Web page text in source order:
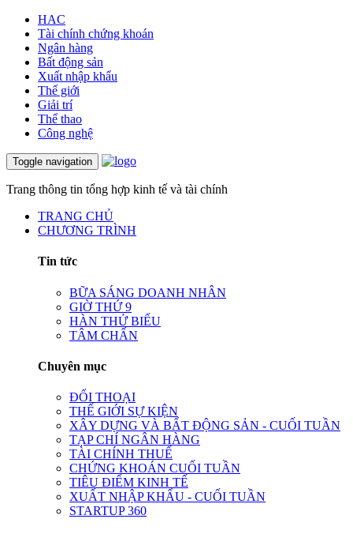
HAC
Tài chính chứng khoán
Ngân hàng
Bất động sản
Xuất nhập khẩu
Thế giới
Giải trí
Thể thao
Công nghệ
Toggle navigation
Trang thông tin tổng hợp kinh tế và tài chính
TRANG CHỦ
CHƯƠNG TRÌNH
Tin tức
BỮA SÁNG DOANH NHÂN
GIỜ THỨ 9
HÀN THỬ BIỂU
TÂM CHẤN
Chuyên mục
ĐỐI THOẠI
THẾ GIỚI SỰ KIỆN
XÂY DỰNG VÀ BẤT ĐỘNG SẢN - CUỐI TUẦN
TẠP CHÍ NGÂN HÀNG
TÀI CHÍNH THUẾ
CHỨNG KHOÁN CUỐI TUẦN
TIÊU ĐIỂM KINH TẾ
XUẤT NHẬP KHẨU - CUỐI TUẦN
STARTUP 360